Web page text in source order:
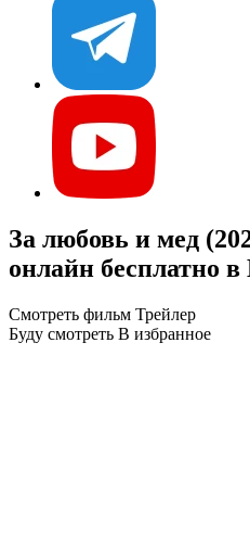
За любовь и мед
онлайн бесплатно в
Смотреть фильм Трейлер
Буду смотреть В избранное